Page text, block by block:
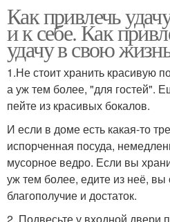
Как привлечь
и к себе. Как
удачу в свою
1.Не стоит хранить красивую
а уж тем более, "для гостей".
пейте из красивых бокалов.
И если в доме есть какая-то
испорченная посуда,
мусорное ведро. Если вы
уж тем более, едите из неё, вы
благополучие и достаток.